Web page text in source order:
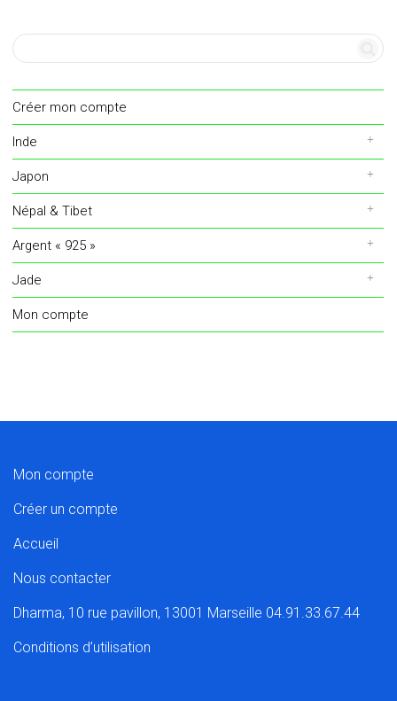
Créer mon compte
Inde
Japon
Népal & Tibet
Argent « 925 »
Jade
Mon compte
Mon compte
Créer un compte
Accueil
Nous contacter
Dharma, 10 rue pavillon, 13001 Marseille 04.91.33.67.44
Conditions d’utilisation